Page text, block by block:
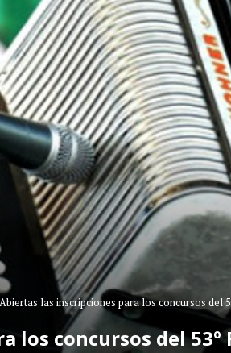
Abiertas las inscripciones para los concursos del
los concursos del